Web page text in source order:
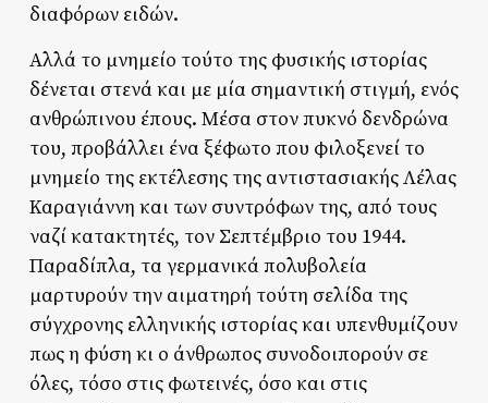
διαφόρων ειδών.
Αλλά το μνημείο τούτο της φυσικής ιστορίας
δένεται στενά και με μία σημαντική στιγμή, ενός
ανθρώπινου έπους. Μέσα στον πυκνό δενδρώνα
του, προβάλλει ένα ξέφωτο που φιλοξενεί το
μνημείο της εκτέλεσης της αντιστασιακής Λέλας
Καραγιάννη και των συντρόφων της, από τους
ναζί κατακτητές, τον Σεπτέμβριο του 1944.
Παραδίπλα, τα γερμανικά πολυβολεία
μαρτυρούν την αιματηρή τούτη σελίδα της
σύγχρονης ελληνικής ιστορίας και υπενθυμίζουν
πως η φύση κι ο άνθρωπος συνοδοιπορούν σε
όλες, τόσο στις φωτεινές, όσο και στις